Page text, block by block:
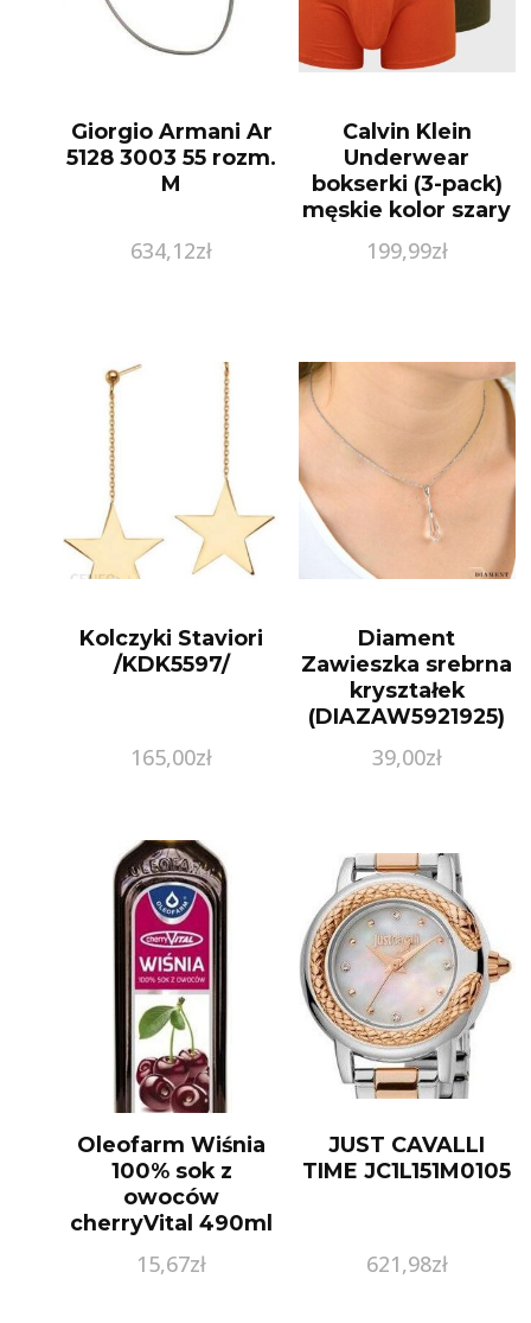
Giorgio Armani Ar
5128 3003 55 rozm.
M
634,12zł
Calvin Klein
Underwear
bokserki (3-pack)
męskie kolor szary
199,99zł
Kolczyki Staviori
/KDK5597/
165,00zł
Diament
Zawieszka srebrna
kryształek
(DIAZAW5921925)
39,00zł
Oleofarm Wiśnia
100% sok z
owoców
cherryVital 490ml
15,67zł
JUST CAVALLI
TIME JC1L151M0105
621,98zł